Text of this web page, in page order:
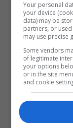
Cristiano
Your personal
your device
data) may be
partners, or
may use precise
Some vendors
of legitimate
your options
or in the site
and cookie